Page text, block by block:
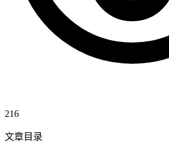
216
文章目录